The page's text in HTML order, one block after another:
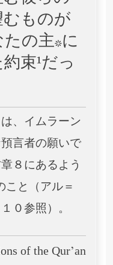
ものが
の主*に
束¹だっ
、イムラーン
言者の願いで
８にあるよう
と（アル＝
０参照）。
of the Qur’an: